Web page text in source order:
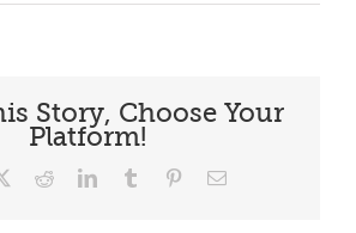
Story, Choose Your
Platform!
RedditLinkedInTumblr PinterestCorreo